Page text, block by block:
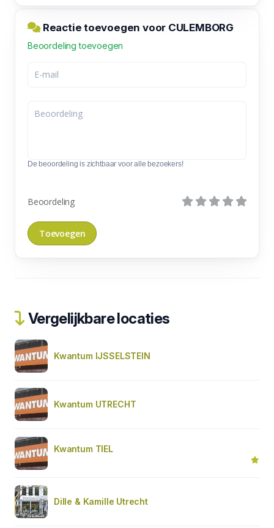
Reactie toevoegen voor CULEMBORG
Beoordeling toevoegen
De beoordeling is zichtbaar voor alle bezoekers!
Beoordeling
Vergelijkbare locaties
Kwantum IJSSELSTEIN
Kwantum UTRECHT
Kwantum TIEL
Dille & Kamille Utrecht